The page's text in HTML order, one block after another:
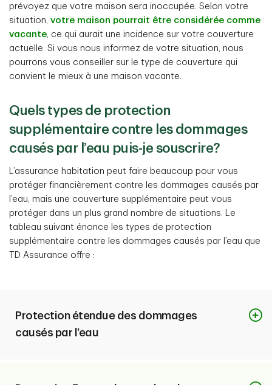
prévoyez que votre maison sera inoccupée. Selon votre
situation, votre maison pourrait être considérée comme
vacante, ce qui aurait une incidence sur votre couverture
actuelle. Si vous nous informez de votre situation, nous
pourrons vous conseiller sur le type de couverture qui
convient le mieux à une maison vacante.
Quels types de protection
supplémentaire contre les dommages
causés par l’eau puis-je souscrire?
L’assurance habitation peut faire beaucoup pour vous
protéger financièrement contre les dommages causés par
l’eau, mais une couverture supplémentaire peut vous
protéger dans un plus grand nombre de situations. Le
tableau suivant énonce les types de protection
supplémentaire contre les dommages causés par l’eau que
TD Assurance offre :
Protection étendue des dommages
causés par l’eau